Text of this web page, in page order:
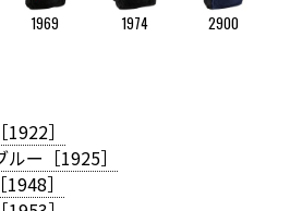
1969 1974 2900
］
ー［1925］
］